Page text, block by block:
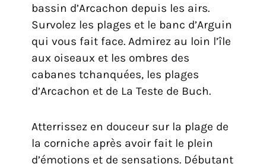
bassin d’Arcachon depuis les airs.
Survolez les plages et le banc d’Arguin
qui vous fait face. Admirez au loin l’île
aux oiseaux et les ombres des
cabanes tchanquées, les plages
d’Arcachon et de La Teste de Buch.
Atterrissez en douceur sur la plage de
la corniche après avoir fait le plein
d’émotions et de sensations. Débutant